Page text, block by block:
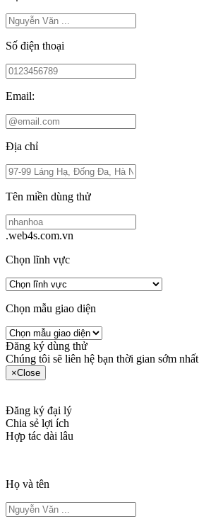
Số điện thoại
Email:
Địa chỉ
Tên miền dùng thử
.web4s.com.vn
Chọn lĩnh vực
Chọn mẫu giao diện
Đăng ký dùng thử
Chúng tôi sẽ liên hệ bạn thời gian sớm nhất
×Close
Đăng ký đại lý
Chia sẻ lợi ích
Hợp tác dài lâu
Họ và tên